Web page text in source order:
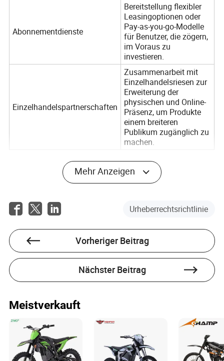
Abonnementdienste
Bereitstellung flexibler
Leasingoptionen oder
Pay-as-you-go-Modelle
für Benutzer, die zögern,
im Voraus zu
investieren.
Einzelhandelspartnerschaften
Zusammenarbeit mit
Einzelhandelsriesen zur
Erweiterung der
physischen und Online-
Präsenz, um Produkte
einem breiteren
Publikum zugänglich zu
machen.
Zukunftsaussichten in der E-Bike-
Industrie: Strategische Empfehlungen
Mehr Anzeigen
Urheberrechtsrichtlinie
Vorheriger Beitrag
Nächster Beitrag
Meistverkauft